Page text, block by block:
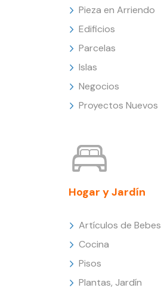
Pieza en Arriendo
Edificios
Parcelas
Islas
Negocios
Proyectos Nuevos
Hogar y Jardín
Artículos de Bebes
Cocina
Pisos
Plantas, Jardín